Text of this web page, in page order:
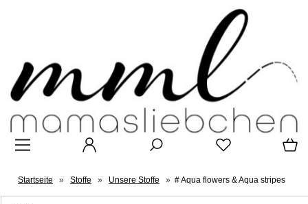
Startseite » Stoffe » Unsere Stoffe » # Aqua flowers & Aqua stripes